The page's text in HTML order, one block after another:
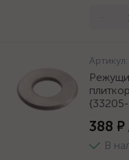
Артикул:
388 ₽
В